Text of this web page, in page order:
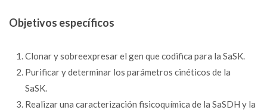
Objetivos específicos
Clonar y sobreexpresar el gen que codifica para la SaSK.
Purificar y determinar los parámetros cinéticos de la
SaSK.
Realizar una caracterización fisicoquímica de la SaSDH y la